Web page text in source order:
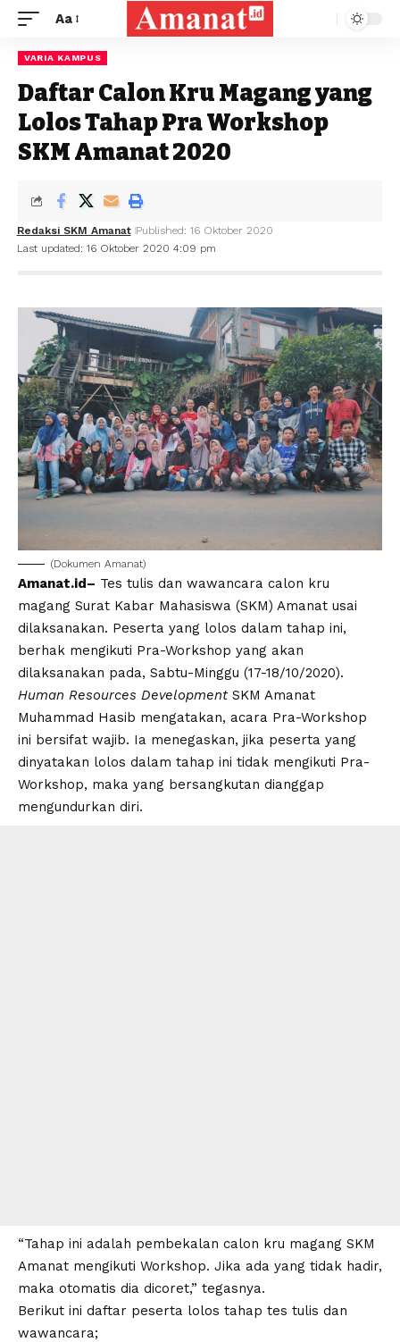
Aa
VARIA KAMPUS
Daftar Calon Kru Magang yang
Lolos Tahap Pra Workshop
SKM Amanat 2020
Last updated: 16 Oktober 2020 4:09 pm
Redaksi SKM Amanat Published: 16 Oktober 2020
(Dokumen Amanat)
Amanat.id– Tes tulis dan wawancara calon kru
magang Surat Kabar Mahasiswa (SKM) Amanat usai
dilaksanakan. Peserta yang lolos dalam tahap ini,
berhak mengikuti Pra-Workshop yang akan
dilaksanakan pada, Sabtu-Minggu (17-18/10/2020).
Human Resources DevelopmentSKM Amanat
Muhammad Hasib mengatakan, acara Pra-Workshop
ini bersifat wajib. Ia menegaskan, jika peserta yang
dinyatakan lolos dalam tahap ini tidak mengikuti Pra-
Workshop, maka yang bersangkutan dianggap
mengundurkan diri.
“Tahap ini adalah pembekalan calon kru magang SKM
Amanat mengikuti Workshop. Jika ada yang tidak hadir,
maka otomatis dia dicoret,” tegasnya.
Berikut ini daftar peserta lolos tahap tes tulis dan
wawancara;